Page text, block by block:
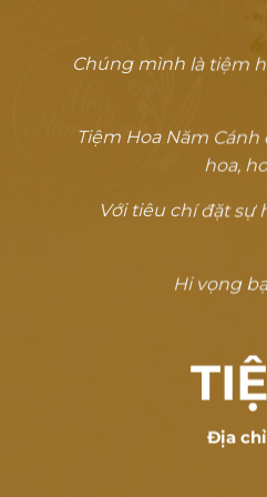
Chúng mình là tiệm
Tiệm Hoa Năm
hoa,
Với tiêu chí đặt
Hi vọng
Địa chỉ